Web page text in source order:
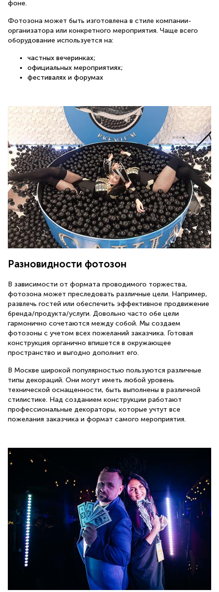
фоне.
Фотозона может быть изготовлена в стиле компании-
организатора или конкретного мероприятия. Чаще всего
оборудование используется на:
частных вечеринках;
официальных мероприятиях;
фестивалях и форумах
Разновидности фотозон
В зависимости от формата проводимого торжества,
фотозона может преследовать различные цели. Например,
развлечь гостей или обеспечить эффективное продвижение
бренда/продукта/услуги. Довольно часто обе цели
гармонично сочетаются между собой. Мы создаем
фотозоны с учетом всех пожеланий заказчика. Готовая
конструкция органично впишется в окружающее
пространство и выгодно дополнит его.
В Москве широкой популярностью пользуются различные
типы декораций. Они могут иметь любой уровень
технической оснащенности, быть выполнены в различной
стилистике. Над созданием конструкции работают
профессиональные декораторы, которые учтут все
пожелания заказчика и формат самого мероприятия.